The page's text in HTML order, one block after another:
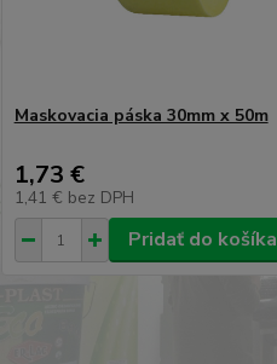
Maskovacia páska 30mm x 50m
1,73 €
1,41 € bez DPH
Pridať do košíka